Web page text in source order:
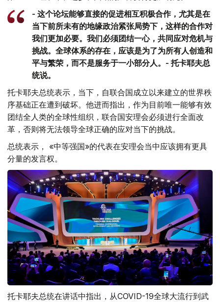
- 这个论坛能够直接的促进相互积极合作，尤其是在
当下前所未有的地缘政治紧张局势下，这样的合作对
我们更加必要。我们必须团结一心，共同应对危机与
挑战。全球体系的存在，应该是为了为所有人创造和
平与繁荣，而不是服务于一小部分人。- 托卡耶夫总
统说。
托卡耶夫总统表示，当下，自联合国成立以来建立的世界秩
序基础正在遭到破坏。他进而指出，作为目前唯一能够有效
团结全人类的全球性组织，联合国安理会必须进行全面改
革，否则将无法领导全球正确的应对当下的挑战。
总统表示， «中等强国»的代表在安理会当中应该拥有更具
分量的发言权。
托卡耶夫总统在讲话中指出，从COVID-19全球大流行到武